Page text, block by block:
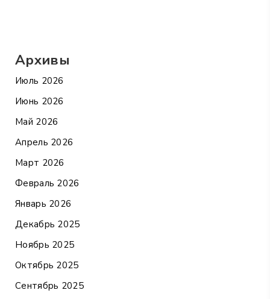
Архивы
Июль 2026
Июнь 2026
Май 2026
Апрель 2026
Март 2026
Февраль 2026
Январь 2026
Декабрь 2025
Ноябрь 2025
Октябрь 2025
Сентябрь 2025